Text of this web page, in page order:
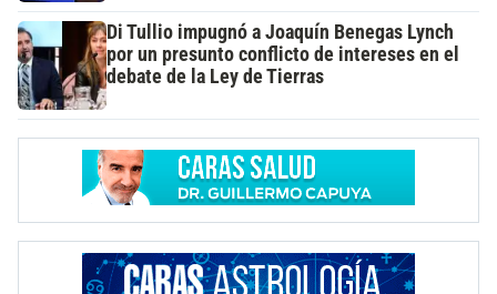
Di Tullio impugnó a Joaquín Benegas Lynch
por un presunto conflicto de intereses en el
debate de la Ley de Tierras